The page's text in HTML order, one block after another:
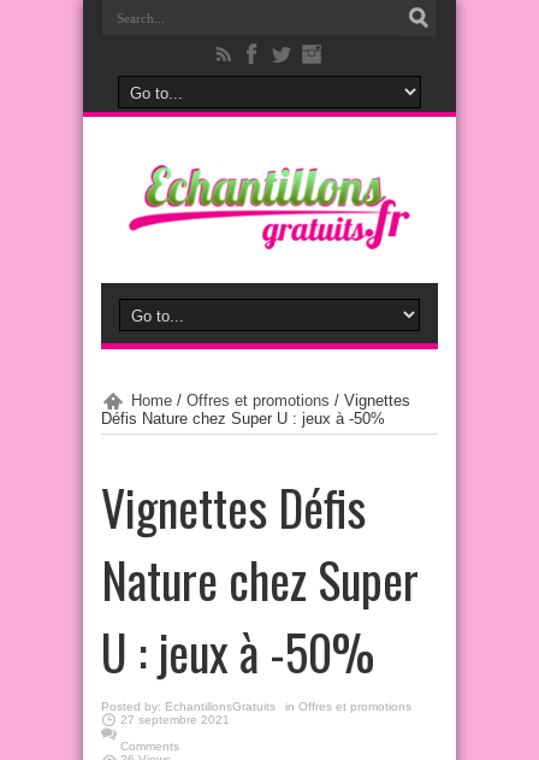
Home / Offres et promotions / Vignettes
Défis Nature chez Super U : jeux à -50%
Vignettes Défis
Nature chez Super
U : jeux à -50%
Posted by: EchantillonsGratuits in Offres et promotions
27 septembre 2021
Comments